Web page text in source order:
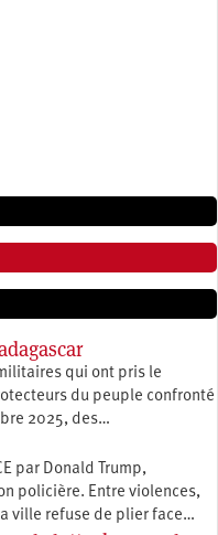
qui ont pris le
du peuple confronté
2025, des…
par Donald Trump,
policière. Entre violences,
ville refuse de plier face…